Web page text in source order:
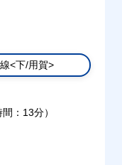
<下/用賀>
：13分）